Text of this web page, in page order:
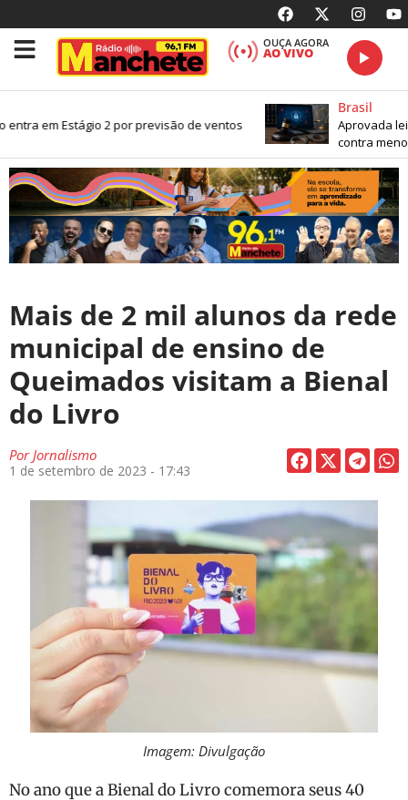
OUÇA AGORA
AO VIVO
em Estágio 2 por previsão de ventos
Brasil
Aprovada lei
contra
Mais de 2 mil alunos da rede
municipal de ensino de
Queimados visitam a Bienal
do Livro
PorJornalismo
1 de setembro de 2023 - 17:43
Imagem: Divulgação
No ano que a Bienal do Livro comemora seus 40